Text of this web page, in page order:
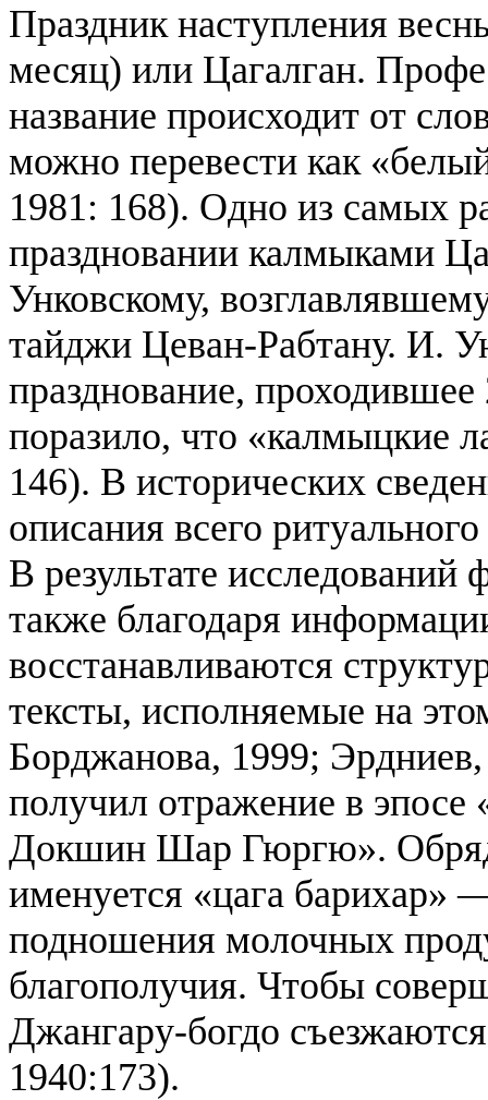
Праздник наступления
месяц) или Цагалган.
название происходит от
можно перевести как
1981: 168). Одно из самых
праздновании калмыками
Унковскому,
тайджи Цеван-Рабтану. И.
празднование, проходившее
поразило, что «калмыцкие
146). В исторических
описания всего
В результате исследований
также благодаря
восстанавливаются
тексты, исполняемые на
Борджанова, 1999;
получил отражение в
Докшин Шар Гюргю».
именуется «цага барихар»
подношения молочных
благополучия. Чтобы
Джангару-богдо
1940:173).